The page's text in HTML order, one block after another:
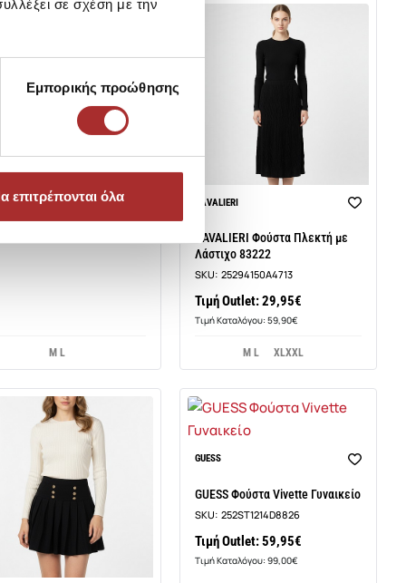
σε σχέση με την
Εμπορικής προώθησης
επιτρέπονται όλα
M L
CAVALIERI
CAVALIERI Φούστα Πλεκτή με
Λάστιχο 83222
SKU: 25294150A4713
Τιμή Outlet: 29,95€
Τιμή Καταλόγου: 59,90€
M L XLXXL
GUESS
GUESS Φούστα Vivette Γυναικείο
SKU: 252ST1214D8826
Τιμή Outlet: 59,95€
Τιμή Καταλόγου: 99,00€